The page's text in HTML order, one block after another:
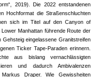
2019). Die 2022 entstandenen
Hochformat die Straßenschluchten
sich im Titel auf den Canyon of
Manhattan führende Route der
eingelassene Granitstreifen
Ticker Tape-Paraden erinnern.
aus bislang vernachlässigten
und dadurch Ambivalenzen
Draper. Wie Gewissheiten